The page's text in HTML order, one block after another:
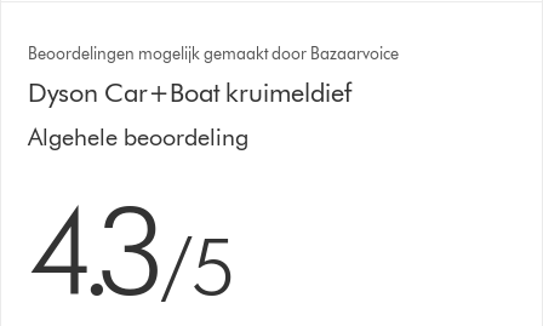
Beoordelingen mogelijk gemaakt door Bazaarvoice
Dyson Car+Boat kruimeldief
Algehele beoordeling
4.3/5